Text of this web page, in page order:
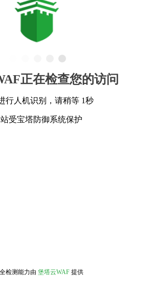
正在检查您的访问
行人机识别，请稍等 1秒
受宝塔防御系统保护
检测能力由 堡塔云WAF 提供